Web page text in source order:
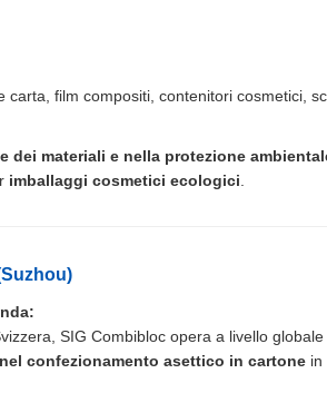
carta, film compositi, contenitori cosmetici,
dei materiali e nella protezione
imballaggi cosmetici ecologici
SIG Combibloc opera a livello
confezionamento asettico in cartone in